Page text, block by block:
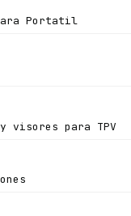
Portatil
visores para TPV